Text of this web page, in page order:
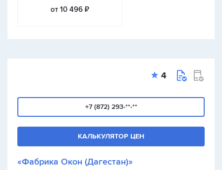
от 10 496 ₽
4
+7 (872) 293-**-**
КАЛЬКУЛЯТОР ЦЕН
«Фабрика Окон (Дагестан)»